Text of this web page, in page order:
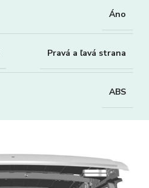
Áno
Pravá a ľavá strana
ABS